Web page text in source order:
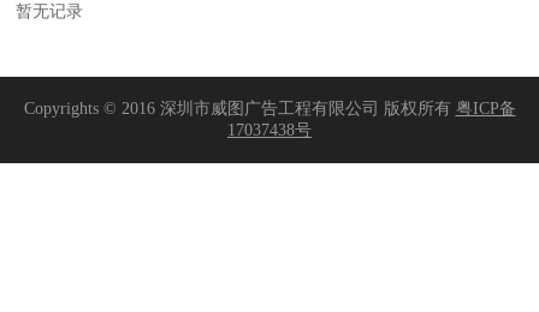
暂无记录
Copyrights © 2016 深圳市威图广告工程有限公司 版权所有 粤ICP备
17037438号